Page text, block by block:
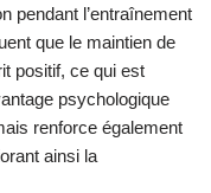
pendant l’entraînement
que le maintien de
positif, ce qui est
psychologique
renforce également
ainsi la